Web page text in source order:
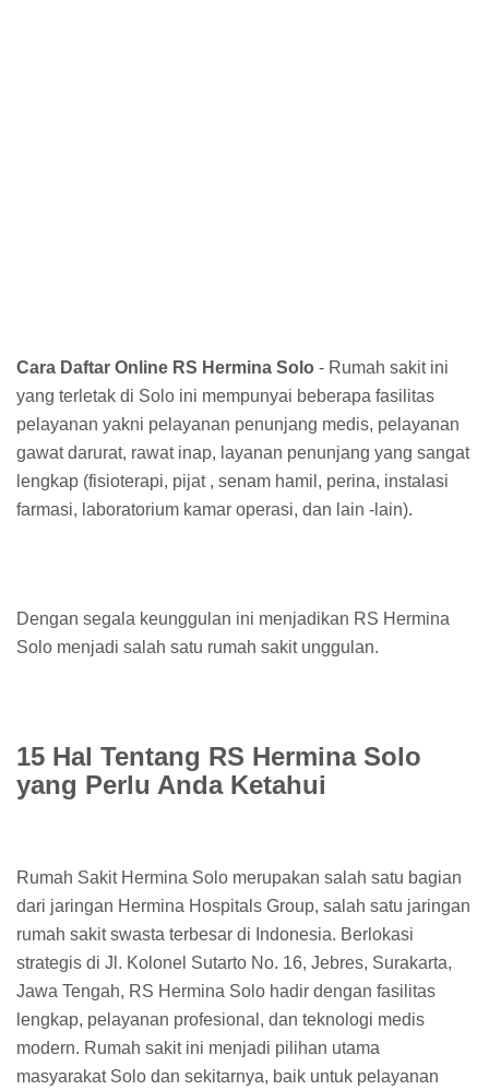
Cara Daftar Online RS Hermina Solo - Rumah sakit ini
yang terletak di Solo ini mempunyai beberapa fasilitas
pelayanan yakni pelayanan penunjang medis, pelayanan
gawat darurat, rawat inap, layanan penunjang yang sangat
lengkap (fisioterapi, pijat , senam hamil, perina, instalasi
farmasi, laboratorium kamar operasi, dan lain -lain).
Dengan segala keunggulan ini menjadikan RS Hermina
Solo menjadi salah satu rumah sakit unggulan.
15 Hal Tentang RS Hermina Solo
yang Perlu Anda Ketahui
Rumah Sakit Hermina Solo merupakan salah satu bagian
dari jaringan Hermina Hospitals Group, salah satu jaringan
rumah sakit swasta terbesar di Indonesia. Berlokasi
strategis di Jl. Kolonel Sutarto No. 16, Jebres, Surakarta,
Jawa Tengah, RS Hermina Solo hadir dengan fasilitas
lengkap, pelayanan profesional, dan teknologi medis
modern. Rumah sakit ini menjadi pilihan utama
masyarakat Solo dan sekitarnya, baik untuk pelayanan